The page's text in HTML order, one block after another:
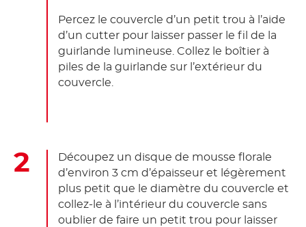
Percez le couvercle d’un petit trou à l’aide
d’un cutter pour laisser passer le fil de la
guirlande lumineuse. Collez le boîtier à
piles de la guirlande sur l’extérieur du
couvercle.
Découpez un disque de mousse florale
d’environ 3 cm d’épaisseur et légèrement
plus petit que le diamètre du couvercle et
collez-le à l’intérieur du couvercle sans
oublier de faire un petit trou pour laisser